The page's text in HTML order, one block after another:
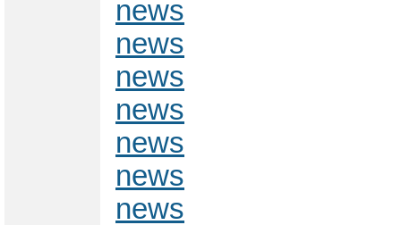
news
news
news
news
news
news
news